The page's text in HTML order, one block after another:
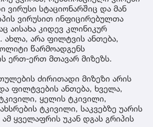
ვირუსი სტაციონარშიც და მან
ვირუსით ინფიცირებულთა
აისახა კიდევ კლინიკურ
ახლა, არა ფილტვის ანთება,
წარმოადგენს
ერთ-ერთ მთავარ მიზეზს.
ძირითადი მიზეზი არის
ფილტვების ანთება, ხველა,
ყელის ტკივილი,
ტკივილი, საკვებზე უარის
ყველაფრის უკან დგას გრიპის